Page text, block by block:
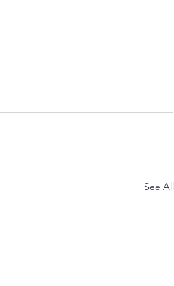
See All